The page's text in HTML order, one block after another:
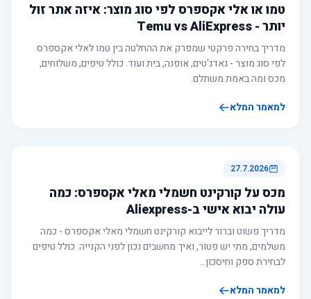
טמו או אלי אקספרס לפי סוג מוצר: איזה אתר זול
יותר - Temu vs AliExpress
מדריך בחירה פרקטי שמפרק את ההחלטה בין טמו לאלי אקספרס
לפי סוג מוצר - גאדג'טים, אופנה, בית ועוד. כולל טיפים, משלוחים,
מכס ומה באמת משתלם.
למאמר המלא
27.7.2026
מכס על קורקינט חשמלי מאלי אקספרס: כמה
עולה יבוא אישי ב-Aliexpress
מדריך פשוט וברור לייבוא קורקינט חשמלי מאלי אקספרס - כמה
משלמים, מתי יש פטור, ואיך מחשבים נכון לפני הקנייה. כולל טיפים
לבחירת ספק וחיסכון…
למאמר המלא